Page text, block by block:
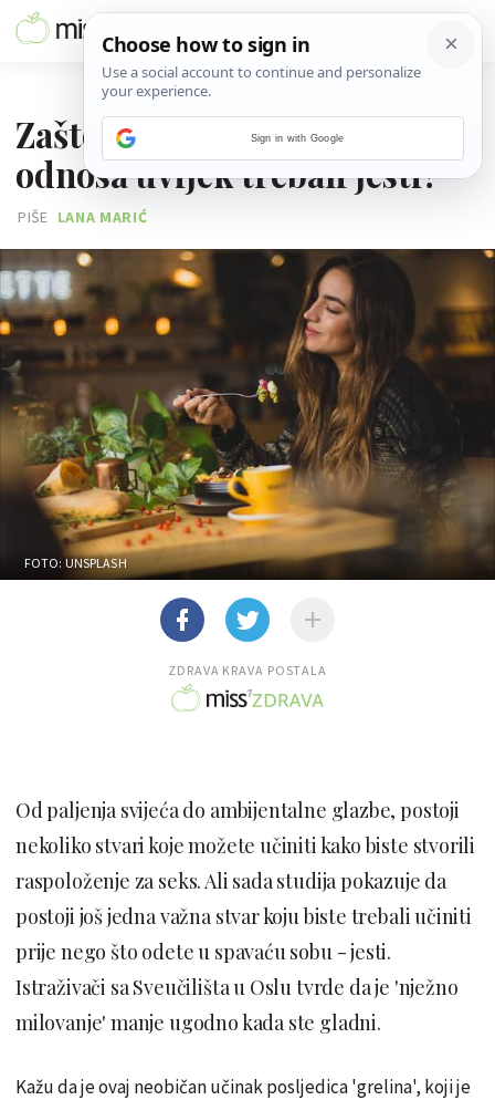
Zašto biste prije intimnog
odnosa uvijek trebali jesti?
PIŠE LANA MARIĆ
FOTO: UNSPLASH
ZDRAVA KRAVA POSTALA
Od paljenja svijeća do ambijentalne glazbe, postoji
nekoliko stvari koje možete učiniti kako biste stvorili
raspoloženje za seks. Ali sada studija pokazuje da
postoji još jedna važna stvar koju biste trebali učiniti
prije nego što odete u spavaću sobu - jesti.
Istraživači sa Sveučilišta u Oslu tvrde da je 'nježno
milovanje' manje ugodno kada ste gladni.
Kažu da je ovaj neobičan učinak posljedica 'grelina', koji je
Sign in with Google